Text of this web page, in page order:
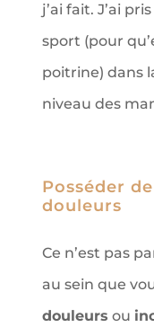
j’ai fait. J’ai
sport (pour
poitrine) dans
niveau des
Posséder
douleurs
Ce n’est pas
au sein que
douleurs ou